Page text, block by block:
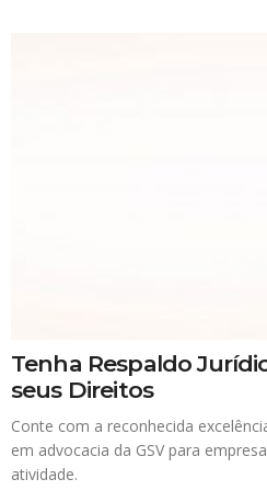
Tenha Respaldo
seus Direitos
Conte com a reconhecida
em advocacia da GSV para
atividade.